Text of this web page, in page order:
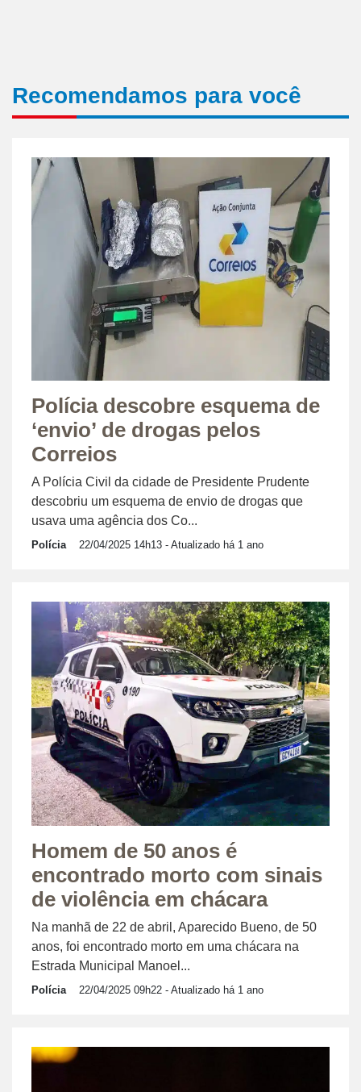
Recomendamos para você
Polícia descobre esquema de
‘envio’ de drogas pelos
Correios
A Polícia Civil da cidade de Presidente Prudente
descobriu um esquema de envio de drogas que
usava uma agência dos Co...
Polícia 22/04/2025 14h13 - Atualizado há 1 ano
Homem de 50 anos é
encontrado morto com sinais
de violência em chácara
Na manhã de 22 de abril, Aparecido Bueno, de 50
anos, foi encontrado morto em uma chácara na
Estrada Municipal Manoel...
Polícia 22/04/2025 09h22 - Atualizado há 1 ano